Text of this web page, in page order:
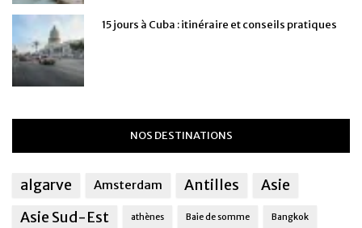
15 jours à Cuba : itinéraire et conseils pratiques
NOS DESTINATIONS
algarve Amsterdam Antilles
Asie
Asie Sud-Est
athènes Baie de somme Bangkok